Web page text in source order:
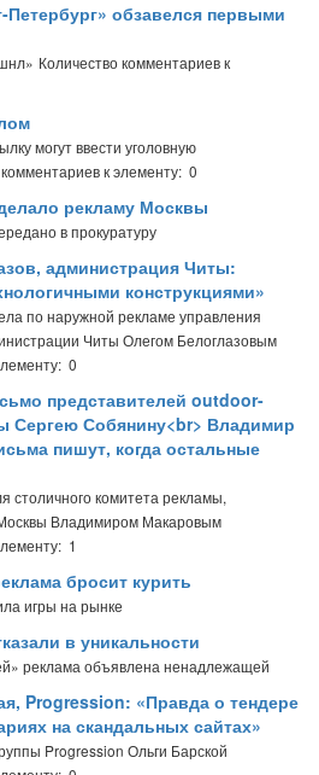
Петербург» обзавелся первыми
Количество комментариев к
могут ввести уголовную
к элементу: 0
рекламу Москвы
в прокуратуру
администрация Читы:
конструкциями»
по наружной рекламе управления
Читы Олегом Белоглазовым
0
представителей outdoor-
Сергею Собянину<br> Владимир
пишут, когда остальные
столичного комитета рекламы,
Владимиром Макаровым
1
бросит курить
игры на рынке
в уникальности
реклама объявлена ненадлежащей
Progression: «Правда о тендере
на скандальных сайтах»
Progression Ольги Барской